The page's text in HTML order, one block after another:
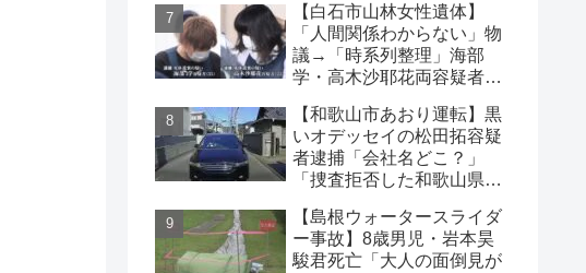
【白石市山林女性遺体】
「人間関係わからない」物
議→「時系列整理」海部
学・高木沙耶花両容疑者、
な事件
【和歌山市あおり運転】黒
いオデッセイの松田拓容疑
者逮捕「会社名どこ？」
「捜査拒否した和歌山県
の声
【島根ウォータースライダ
ー事故】8歳男児・岩本昊
駿君死亡「大人の面倒見が